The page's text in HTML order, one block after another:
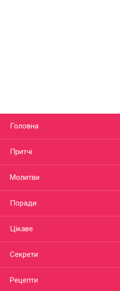
Головна
Притчі
Молитви
Поради
Цікаве
Секрети
Рецепти